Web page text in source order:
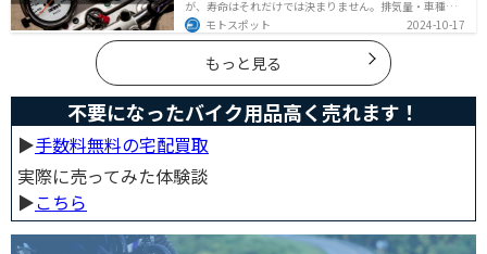
が、寿命はそれだけでは決まりません。排気量・車種・
日々のメンテナンス・保管状態などでも大きく変わりま
す。この記事ではバイクの寿命について解説します。ま
た、寿命を延ばす方法も解説するので、今のバイクに長
く乗りたい人は参考にしてください。
モトスポット 2024-10-17
もっと見る
不要になったバイク用品高く売れます！
▶︎手数料無料の宅配買取
実際に売ってみた体験談
▶︎こちら